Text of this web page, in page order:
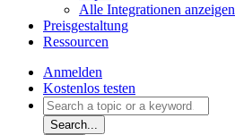
Alle Integrationen anzeigen
Preisgestaltung
Ressourcen
Anmelden
Kostenlos testen
Search...